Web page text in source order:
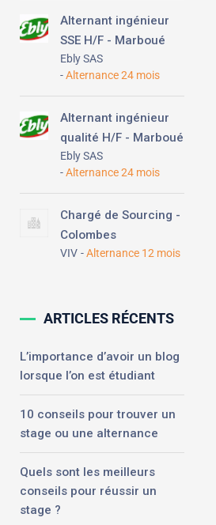
Alternant ingénieur
SSE H/F - Marboué
Ebly SAS
Alternance 24 mois
Alternant ingénieur
qualité H/F - Marboué
Ebly SAS
Alternance 24 mois
Chargé de Sourcing -
Colombes
VIV Alternance 12 mois
ARTICLES RÉCENTS
L’importance d’avoir un blog
lorsque l’on est étudiant
10 conseils pour trouver un
stage ou une alternance
Quels sont les meilleurs
conseils pour réussir un
stage ?